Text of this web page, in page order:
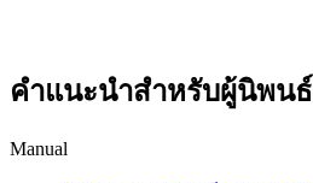
คำแนะนำสำหรับผู้นิพนธ์
Manual